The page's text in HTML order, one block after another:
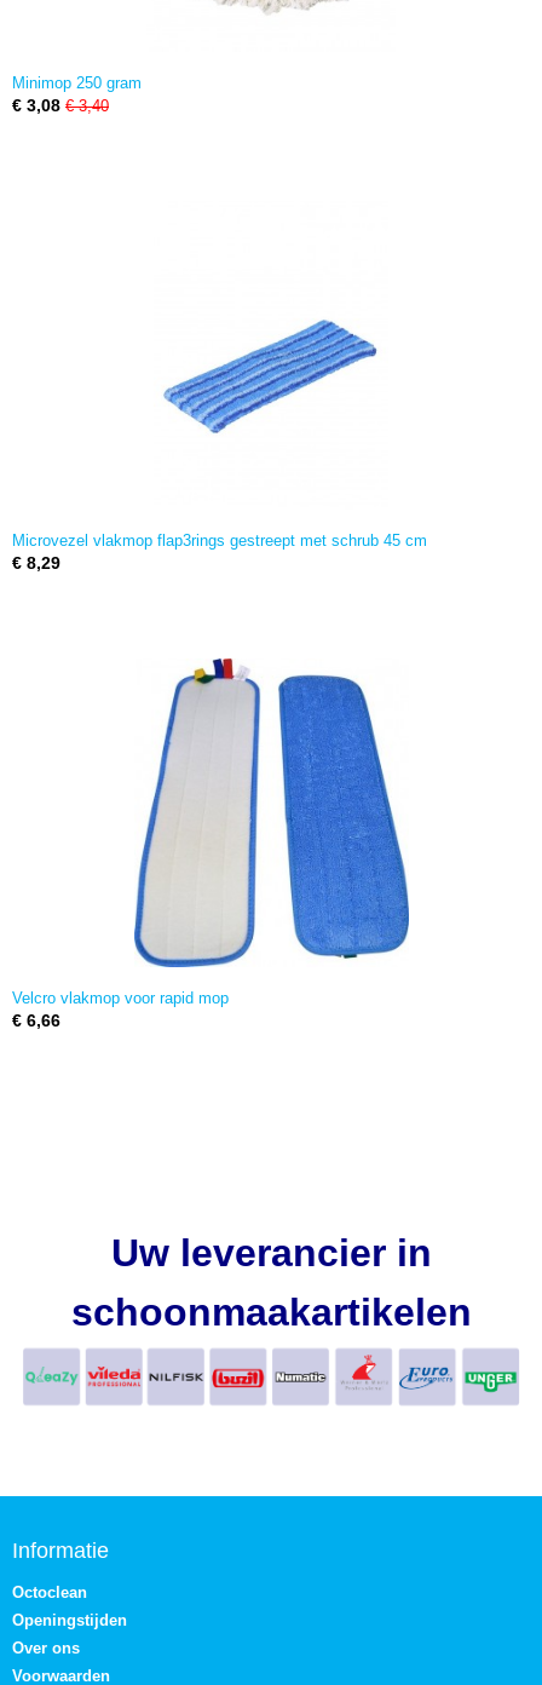
Minimop 250 gram
€ 3,08 € 3,40
Microvezel vlakmop flap3rings gestreept met schrub 45 cm
€ 8,29
Velcro vlakmop voor rapid mop
€ 6,66
Uw leverancier in
schoonmaakartikelen
Informatie
Octoclean
Openingstijden
Over ons
Voorwaarden